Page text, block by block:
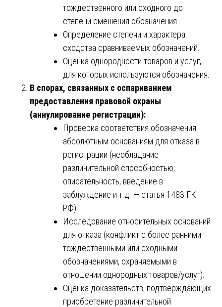
тождественного или сходного до
степени смешения обозначения.
Определение степени и характера
сходства сравниваемых обозначений.
Оценка однородности товаров и услуг,
для которых используются обозначения.
В спорах, связанных с оспариванием
предоставления правовой охраны
(аннулирование регистрации):
Проверка соответствия обозначения
абсолютным основаниям для отказа в
регистрации (необладание
различительной способностью,
описательность, введение в
заблуждение и т.д. — статья 1483 ГК
РФ).
Исследование относительных оснований
для отказа (конфликт с более ранними
тождественными или сходными
обозначениями, охраняемыми в
отношении однородных товаров/услуг).
Оценка доказательств, подтверждающих
приобретение различительной